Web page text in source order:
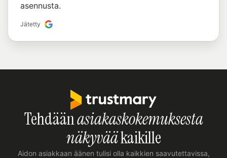
asennusta.
Jätetty
Tehdäänasiakaskokemuksesta
näkyvääkaikille
Aidon asiakkaan äänen tulisi olla kaikkien saavutettavissa,